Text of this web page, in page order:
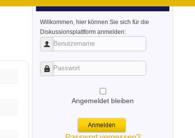
Willkommen, hier können Sie sich für die
Diskussionsplattform anmelden:
Benutzername
Passwort
Angemeldet bleiben
Anmelden